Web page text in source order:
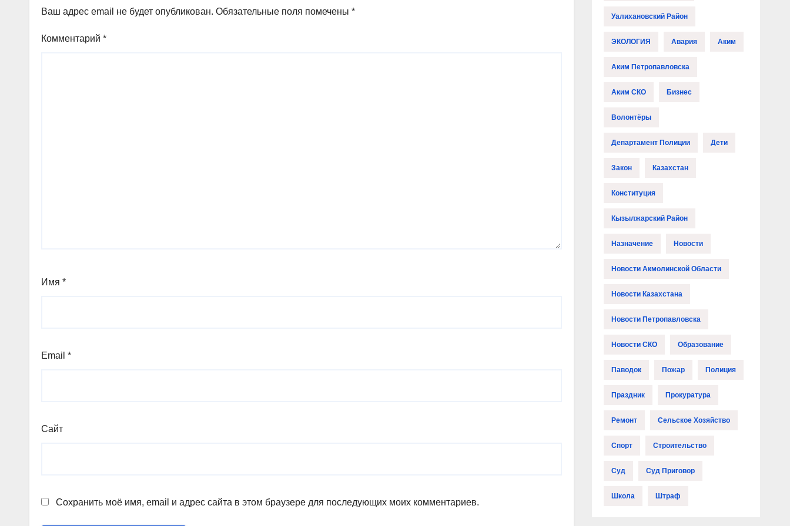
Ваш адрес email не будет опубликован. Обязательные поля помечены *
Комментарий *
Имя *
Email *
Сайт
Сохранить моё имя, email и адрес сайта в этом браузере для последующих моих комментариев.
Уалихановский Район
ЭКОЛОГИЯ Авария Аким
Аким Петропавловска
Аким СКО Бизнес
Волонтёры
Департамент Полиции Дети
Закон Казахстан
Конституция
Кызылжарский Район
Назначение Новости
Новости Акмолинской Области
Новости Казахстана
Новости Петропавловска
Новости СКО Образование
Паводок Пожар Полиция
Праздник Прокуратура
Ремонт Сельское Хозяйство
Спорт Строительство
Суд Суд Приговор
Школа Штраф